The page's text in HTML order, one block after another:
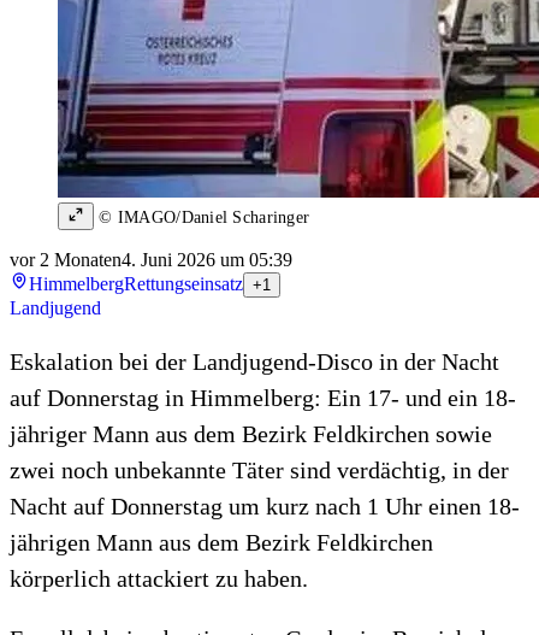
© IMAGO/Daniel Scharinger
vor 2 Monaten4. Juni 2026 um 05:39
HimmelbergRettungseinsatz +1
Landjugend
Eskalation bei der Landjugend-Disco in der Nacht
auf Donnerstag in Himmelberg: Ein 17- und ein 18-
jähriger Mann aus dem Bezirk Feldkirchen sowie
zwei noch unbekannte Täter sind verdächtig, in der
Nacht auf Donnerstag um kurz nach 1 Uhr einen 18-
jährigen Mann aus dem Bezirk Feldkirchen
körperlich attackiert zu haben.